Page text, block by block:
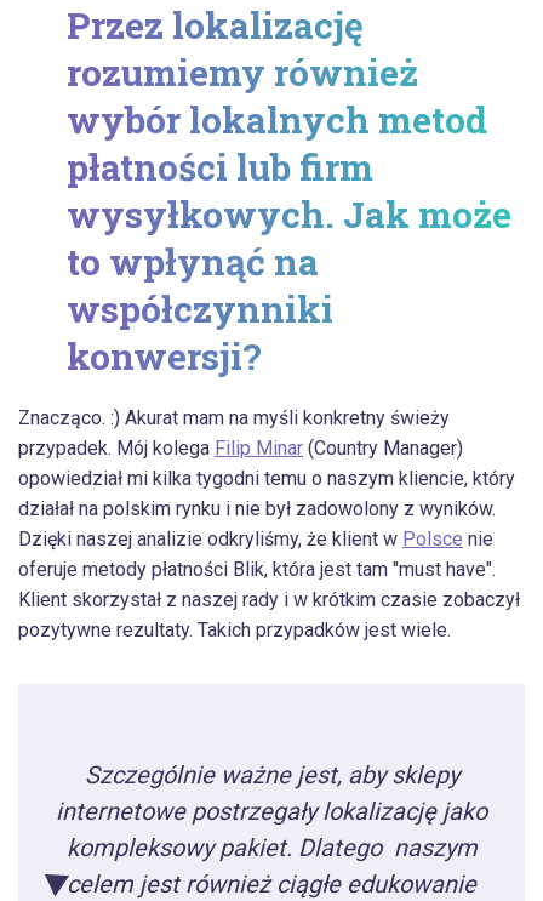
Przez lokalizację
rozumiemy również
wybór lokalnych metod
płatności lub firm
wysyłkowych. Jak może
to wpłynąć na
współczynniki
konwersji?
Znacząco. :) Akurat mam na myśli konkretny świeży
przypadek. Mój kolega Filip Minar (Country Manager)
opowiedział mi kilka tygodni temu o naszym kliencie, który
działał na polskim rynku i nie był zadowolony z wyników.
Dzięki naszej analizie odkryliśmy, że klient w Polsce nie
oferuje metody płatności Blik, która jest tam "must have".
Klient skorzystał z naszej rady i w krótkim czasie zobaczył
pozytywne rezultaty. Takich przypadków jest wiele.
Szczególnie ważne jest, aby sklepy
internetowe postrzegały lokalizację jako
kompleksowy pakiet. Dlatego naszym
celem jest również ciągłe edukowanie